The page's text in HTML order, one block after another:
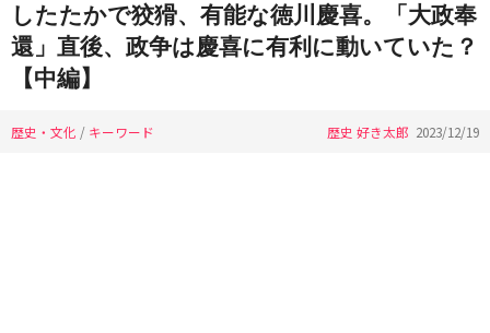
したたかで狡猾、有能な徳川慶喜。「大政奉
還」直後、政争は慶喜に有利に動いていた？
【中編】
歴史・文化 / キーワード 歴史 好き太郎 2023/12/19